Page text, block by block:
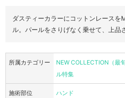
ダスティーカラーにコットンレースを
ル。パールをさりげなく乗せて、上品
所属カテゴリー NEW COLLECTION（最
ル特集
施術部位 ハンド